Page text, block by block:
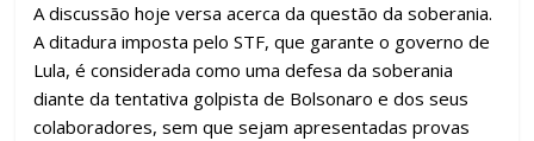
A discussão hoje versa acerca da questão da soberania.
A ditadura imposta pelo STF, que garante o governo de
Lula, é considerada como uma defesa da soberania
diante da tentativa golpista de Bolsonaro e dos seus
colaboradores, sem que sejam apresentadas provas